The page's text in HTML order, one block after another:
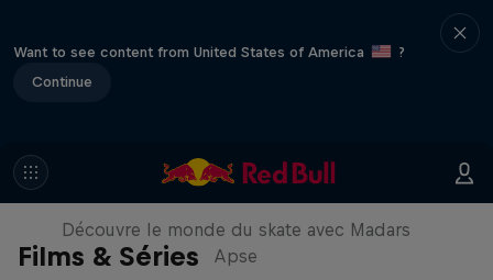
Want to see content from United States of America
?
Continue
Films & Séries
Skate Tales
Découvre le monde du skate avec Madars
Apse